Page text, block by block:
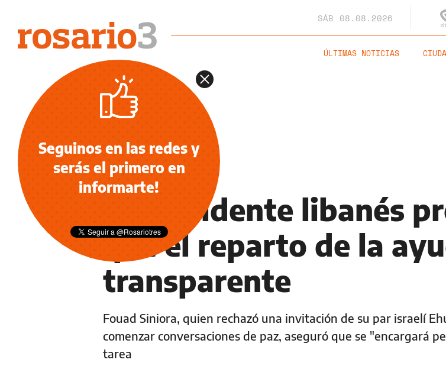
SÁB 08.08.2026
ÚLTIMAS NOTICIAS
NOTICIAS
El presidente libanés
que el reparto de la
transparente
Fouad Siniora, quien rechazó una invitación de su par israelí
comenzar conversaciones de paz, aseguró que se "encargará
tarea
Seguinos en las redes y
serás el primero en
informarte!